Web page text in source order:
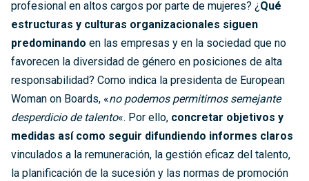
profesional en altos cargos por parte de mujeres? ¿Qué
estructuras y culturas organizacionales siguen
predominando en las empresas y en la sociedad que no
favorecen la diversidad de género en posiciones de alta
responsabilidad? Como indica la presidenta de European
Woman on Boards, «no podemos permitirnos semejante
desperdicio de talento«. Por ello, concretar objetivos y
medidas así como seguir difundiendo informes claros
vinculados a la remuneración, la gestión eficaz del talento,
la planificación de la sucesión y las normas de promoción